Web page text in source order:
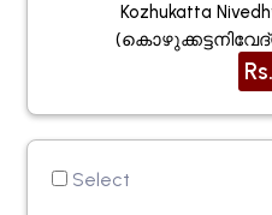
Kozhukatta
Select